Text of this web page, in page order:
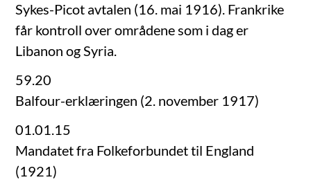
Sykes-Picot avtalen (16. mai 1916). Frankrike
får kontroll over områdene som i dag er
Libanon og Syria.
59.20
Balfour-erklæringen (2. november 1917)
01.01.15
Mandatet fra Folkeforbundet til England
(1921)